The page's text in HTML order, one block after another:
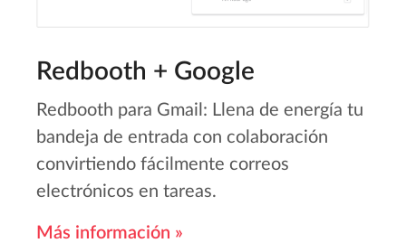
Redbooth + Google
Redbooth para Gmail: Llena de energía tu
bandeja de entrada con colaboración
convirtiendo fácilmente correos
electrónicos en tareas.
Más información »